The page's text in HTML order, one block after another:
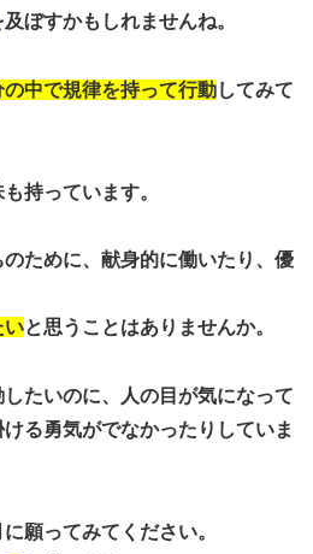
及ぼすかもしれませんね。
の中で規律を持って行動してみて
持っています。
ために、献身的に働いたり、優
いと思うことはありませんか。
たいのに、人の目が気になって
る勇気がでなかったりしていま
願ってみてください。